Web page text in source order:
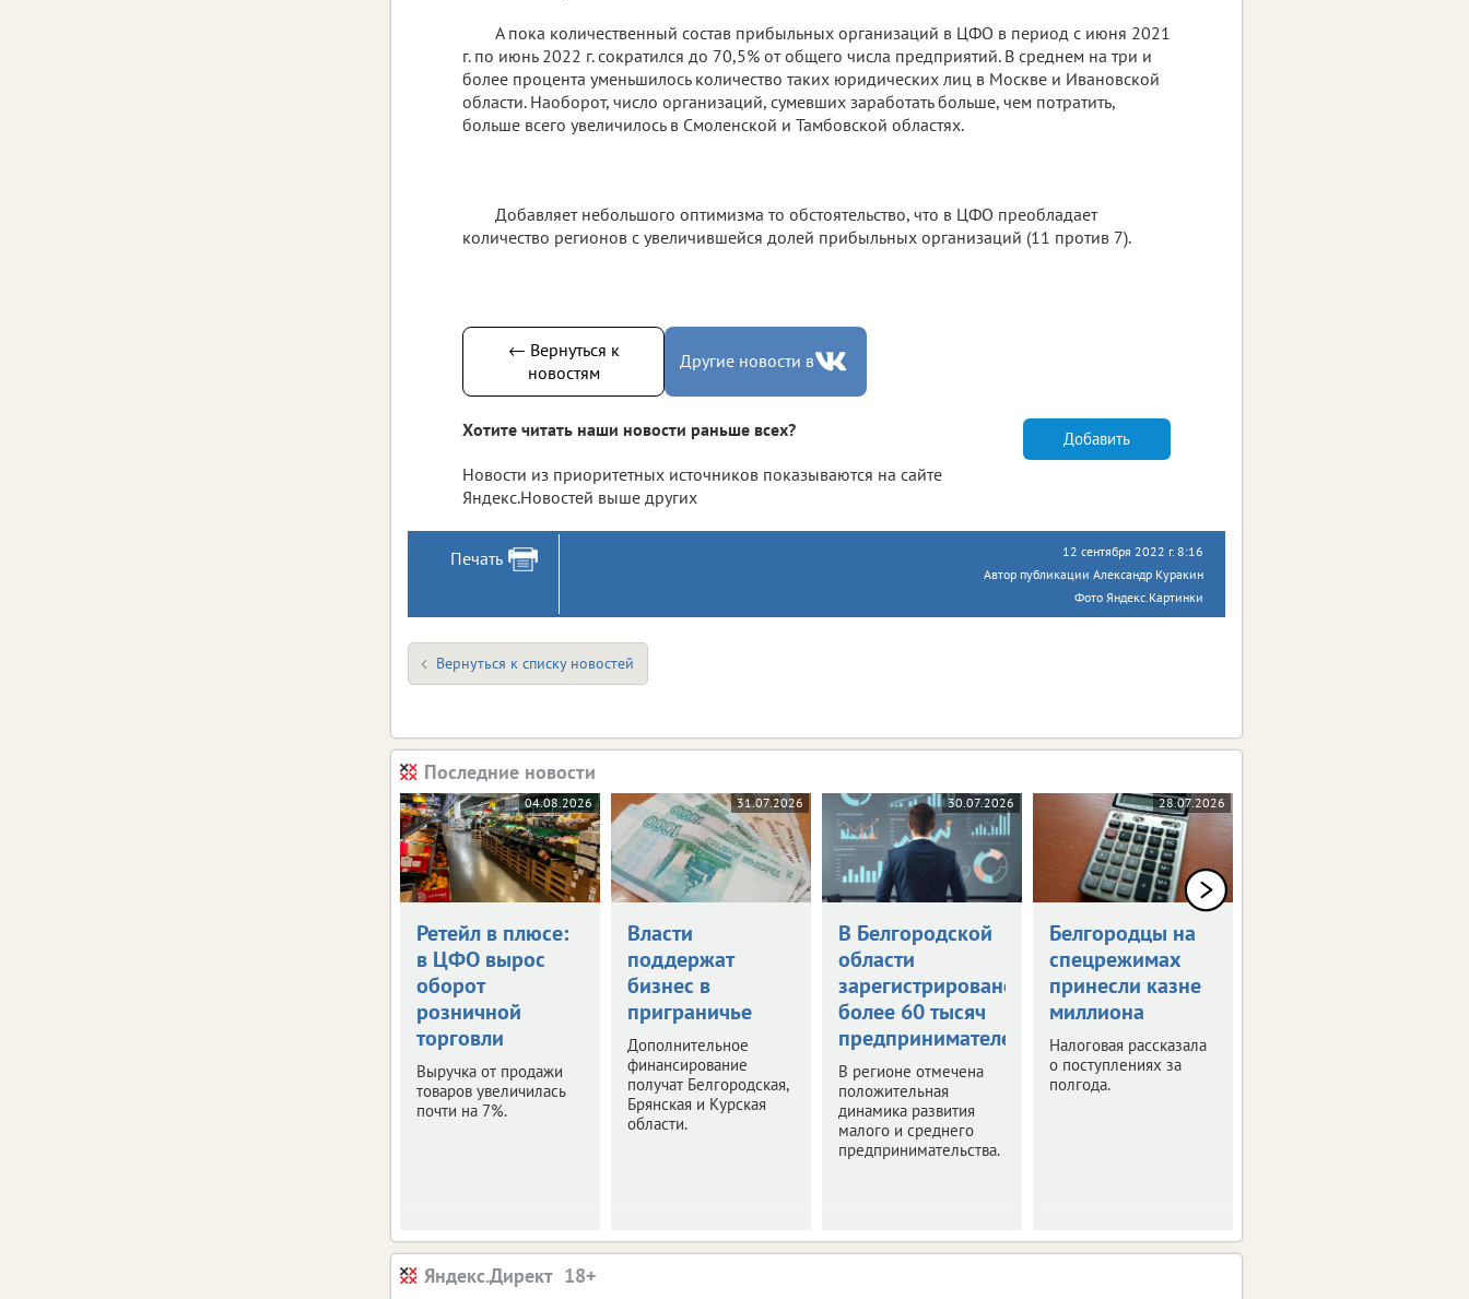
А пока количественный состав прибыльных организаций в ЦФО в период с июня 2021
г. по июнь 2022 г. сократился до 70,5% от общего числа предприятий. В среднем на три и
более процента уменьшилось количество таких юридических лиц в Москве и Ивановской
области. Наоборот, число организаций, сумевших заработать больше, чем потратить,
больше всего увеличилось в Смоленской и Тамбовской областях.
Добавляет небольшого оптимизма то обстоятельство, что в ЦФО преобладает
количество регионов с увеличившейся долей прибыльных организаций (11 против 7).
← Вернуться к
новостям
Другие новости в
Хотите читать наши новости раньше всех?
Новости из приоритетных источников показываются на сайте
Яндекс.Новостей выше других
Добавить
Печать
12 сентября 2022 г. 8:16
Автор публикации Александр Куракин
Фото Яндекс.Картинки
Вернуться к списку новостей
Последние новости
04.08.2026
Ретейл в плюсе:
в ЦФО вырос
оборот
розничной
торговли
Выручка от продажи
товаров увеличилась
почти на 7%.
31.07.2026
Власти
поддержат
бизнес в
приграничье
Дополнительное
финансирование
получат Белгородская,
Брянская и Курская
области.
30.07.2026
В Белгородской
области
зарегистрировано
более 60 тысяч
предпринимателей
В регионе отмечена
положительная
динамика развития
малого и среднего
предпринимательства.
28.07.2026
Белгородцы на
спецрежимах
принесли казне
миллиона
Налоговая рассказала
о поступлениях за
полгода.
Яндекс.Директ